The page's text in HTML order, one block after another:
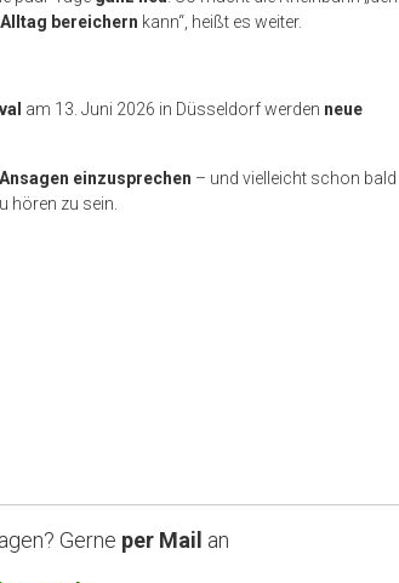
Alltag bereichern kann“, heißt es weiter.
am 13. Juni 2026 in Düsseldorf werden neue
Ansagen einzusprechen – und vielleicht schon bald
hören zu sein.
Gerne per Mail an